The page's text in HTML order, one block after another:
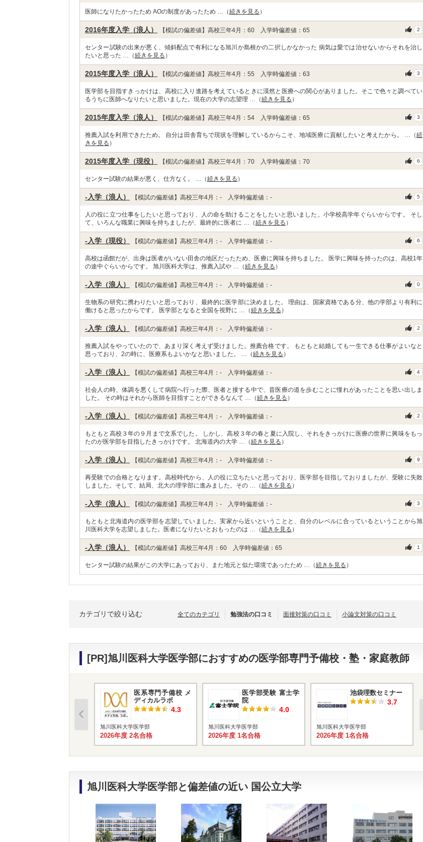
医師になりたかったため AOの制度があったため …（続きを見る ）
2016年度入学（浪人） 【模試の偏差値】高校三年4月：60 入学時偏差値：65 2
センター試験の出来が悪く、傾斜配点で有利になる旭川か島根かの二択しかなかった 病気は愛では治せないからそれを治し
たいと思った …（続きを見る ）
2015年度入学（浪人） 【模試の偏差値】高校三年4月：55 入学時偏差値：63 3
医学部を目指すきっかけは、高校に入り進路を考えているときに漠然と医療への関心がありました。そこで色々と調べてい
るうちに医師へなりたいと思いました。現在の大学の志望理 …（続きを見る ）
2015年度入学（浪人） 【模試の偏差値】高校三年4月：54 入学時偏差値：65 3
推薦入試を利用できたため。 自分は田舎育ちで現状を理解しているからこそ、地域医療に貢献したいと考えたから。 …（続
きを見る ）
2015年度入学（現役） 【模試の偏差値】高校三年4月：70 入学時偏差値：70 6
センター試験の結果が悪く、仕方なく。 …（続きを見る ）
-入学（浪人） 【模試の偏差値】高校三年4月：- 入学時偏差値：- 5
人の役に立つ仕事をしたいと思っており、人の命を助けることをしたいと思いました。小学校高学年ぐらいからです。 そし
て、いろんな職業に興味を持ちましたが、最終的に医者に …（続きを見る ）
-入学（現役） 【模試の偏差値】高校三年4月：- 入学時偏差値：- 6
高校は函館だが、出身は医者がいない田舎の地区だったため、医療に興味を持ちました。 医学に興味を持ったのは、高校1年
の途中ぐらいからです。 旭川医科大学は、推薦入試や …（続きを見る ）
-入学（浪人） 【模試の偏差値】高校三年4月：- 入学時偏差値：- 0
生物系の研究に携わりたいと思っており、最終的に医学部に決めました。 理由は、国家資格である分、他の学部より有利に
働けると思ったからです。 医学部となると全国を視野に …（続きを見る ）
-入学（浪人） 【模試の偏差値】高校三年4月：- 入学時偏差値：- 2
推薦入試をやっていたので、あまり深く考えず受けました。推薦合格です。 もともと結婚しても一生できる仕事がよいなと
思っており、2の時に、医療系もよいかなと思いました。 …（続きを見る ）
-入学（浪人） 【模試の偏差値】高校三年4月：- 入学時偏差値：- 4
社会人の時、体調を悪くして病院へ行った際、医者と接する中で、昔医療の道を歩むことに憧れがあったことを思い出しま
した。 その時はそれから医師を目指すことができるなんて …（続きを見る ）
-入学（浪人） 【模試の偏差値】高校三年4月：- 入学時偏差値：- 2
もともと高校３年の９月まで文系でした。 しかし、高校３年の春と夏に入院し、それをきっかけに医療の世界に興味をもっ
たのが医学部を目指したきっかけです。 北海道内の大学 …（続きを見る ）
-入学（浪人） 【模試の偏差値】高校三年4月：- 入学時偏差値：- 9
再受験での合格となります。高校時代から、人の役に立ちたいと思っており、医学部を目指しておりましたが、受験に失敗
しました。そして、結局、北大の理学部に進みました。その …（続きを見る ）
-入学（浪人） 【模試の偏差値】高校三年4月：- 入学時偏差値：- 3
もともと北海道内の医学部を志望していました。実家から近いということと、自分のレベルに合っているということから旭
川医科大学を志望しました。医者になりたいとおもったのは …（続きを見る ）
-入学（浪人） 【模試の偏差値】高校三年4月：60 入学時偏差値：65 1
センター試験の結果がこの大学にあっており、また地元と似た環境であったため …（続きを見る ）
カテゴリで絞り込む 全てのカテゴリ 勉強法の口コミ 面接対策の口コミ 小論文対策の口コミ
[PR]旭川医科大学医学部におすすめの医学部専門予備校・塾・家庭教師
医系専門予備校 メ
ディカルラボ
4.3
旭川医科大学医学部
2026年度 2名合格
医学部受験 富士学
院
4.0
旭川医科大学医学部
2026年度 1名合格
池袋理数セミナー
3.7
旭川医科大学医学部
2026年度 1名合格
旭川医科大学医学部と偏差値の近い 国公立大学